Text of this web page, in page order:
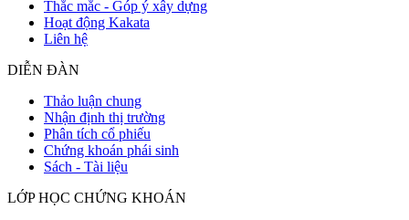
Thắc mắc - Góp ý xây dựng
Hoạt động Kakata
Liên hệ
DIỄN ĐÀN
Thảo luận chung
Nhận định thị trường
Phân tích cổ phiếu
Chứng khoán phái sinh
Sách - Tài liệu
LỚP HỌC CHỨNG KHOÁN